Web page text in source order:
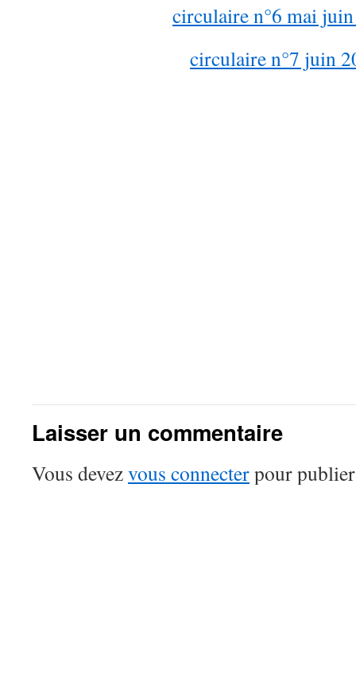
circulaire n°6 mai
circulaire n°7 juin
Laisser un commentaire
Vous devezvous connecterpour